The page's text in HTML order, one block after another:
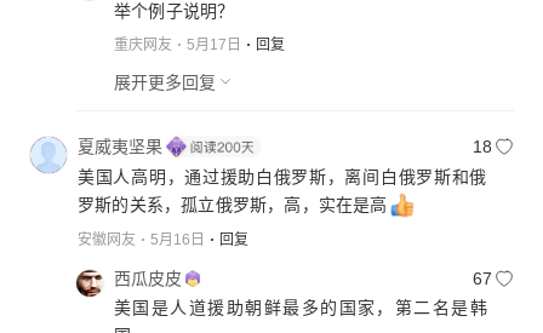
举个例子说明？
重庆网友 5月17日 回复
展开更多回复
夏威夷坚果
18
美国人高明，通过援助白俄罗斯，离间白俄罗斯和俄
罗斯的关系，孤立俄罗斯，高，实在是高
安徽网友 5月16日 回复
西瓜皮皮
67
美国是人道援助朝鲜最多的国家，第二名是韩